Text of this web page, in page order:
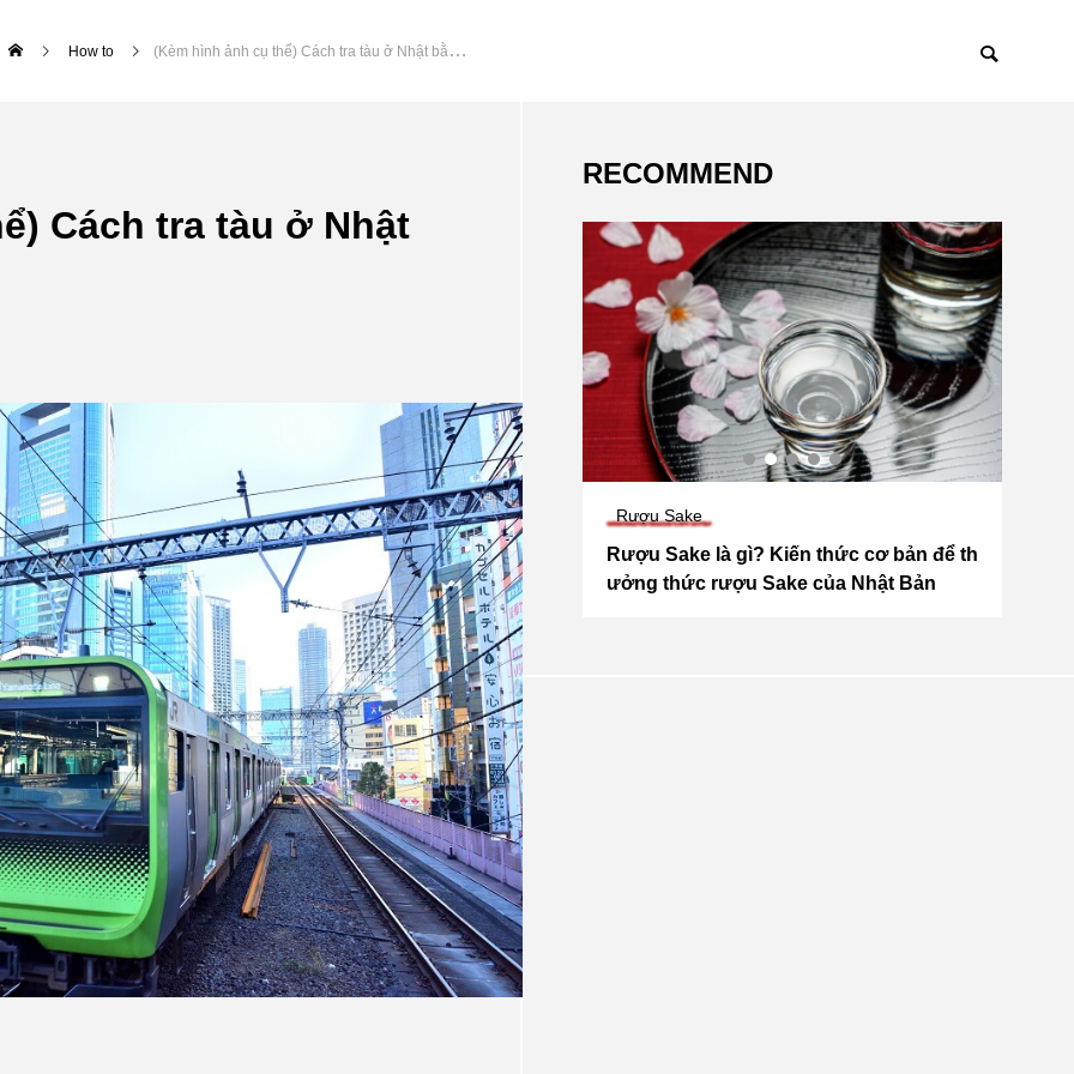
How to (Kèm hình ảnh cụ thể) Cách tra tàu ở Nhật bằng Google Maps
Cách tra tàu ở Nhật
RECOMMEND
Nhật
Lễ hội
(Gợi ý cho du khách nước ngoài) TOP 20
lễ hội Nhật Bản
Rượu Sake
Rượu Sake là gì? Kiến thức cơ bản để th
ưởng thức rượu Sake của Nhật Bản